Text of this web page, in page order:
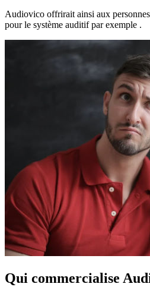
Audiovico offrirait ainsi aux
pour le système auditif par exemple .
Qui commercialise